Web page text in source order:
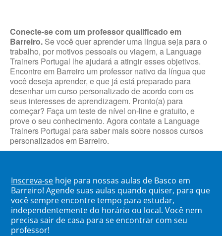
Conecte-se com um professor qualificado em
Barreiro. Se você quer aprender uma língua seja para o
trabalho, por motivos pessoais ou viagem, a Language
Trainers Portugal lhe ajudará a atingir esses objetivos.
Encontre em Barreiro um professor nativo da língua que
você deseja aprender, e que já está preparado para
desenhar um curso personalizado de acordo com os
seus interesses de aprendizagem. Pronto(a) para
começar? Faça um teste de nível on-line e gratuito, e
prove o seu conhecimento. Agora contate a Language
Trainers Portugal para saber mais sobre nossos cursos
personalizados em Barreiro.
Inscreva-se hoje para nossas aulas de Basco em
Barreiro! Agende suas aulas quando quiser, para que
você sempre encontre tempo para estudar,
independentemente do horário ou local. Você nem
precisa sair de casa para se encontrar com seu
professor!